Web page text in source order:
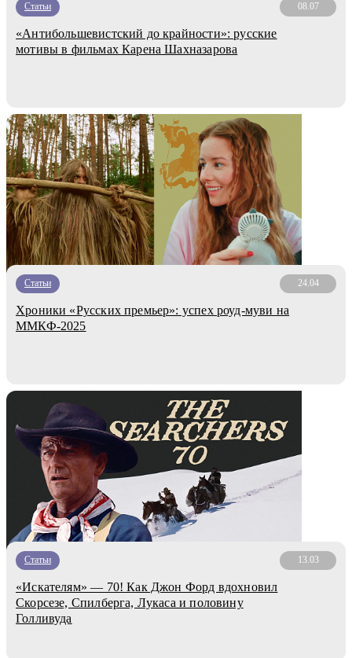
Статьи 08.07
«Антибольшевистский до крайности»: русские
мотивы в фильмах Карена Шахназарова
Статьи 24.04
Хроники «Русских премьер»: успех роуд-муви на
ММКФ-2025
Статьи 13.03
«Искателям» ― 70! Как Джон Форд вдохновил
Скорсезе, Спилберга, Лукаса и половину
Голливуда